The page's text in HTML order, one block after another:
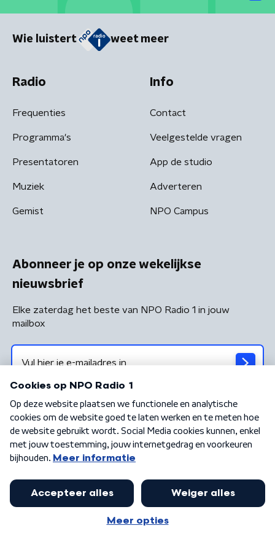
Wie luistert weet meer
Radio
Frequenties
Programma's
Presentatoren
Muziek
Gemist
Info
Contact
Veelgestelde vragen
App de studio
Adverteren
NPO Campus
Abonneer je op onze wekelijkse
nieuwsbrief
Elke zaterdag het beste van NPO Radio 1 in jouw
mailbox
Algemene voorwaarden